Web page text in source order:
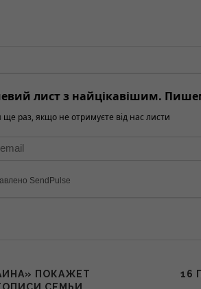
лист з найцікавішим.
ще раз, якщо не отримуєте від нас листи
SendPulse
ПОКАЖЕТ
16